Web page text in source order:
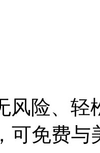
风险、轻
可免费与